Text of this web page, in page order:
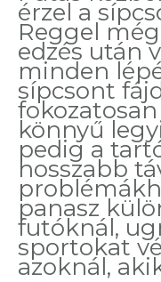
érzel a
Reggel
edzés után
minden
sípcsont
könnyű
pedig a
hosszabb
panasz
futóknál,
sportokat
azoknál,